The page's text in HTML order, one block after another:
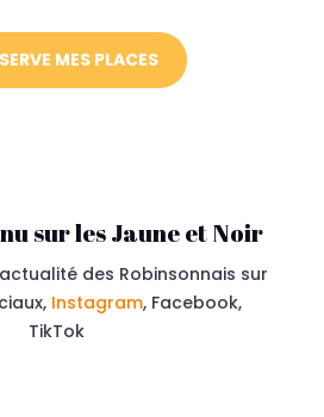
MES PLACES
sur les Jaune et Noir
des Robinsonnais sur
Instagram, Facebook,
TikTok